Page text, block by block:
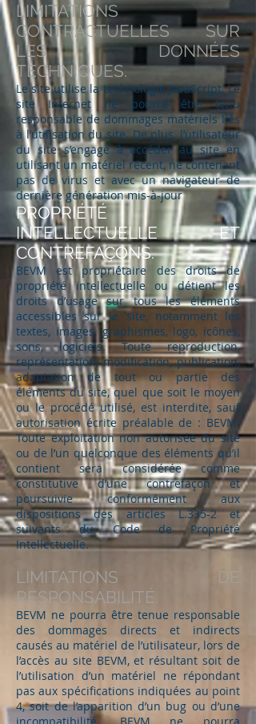
LIMITATIONS
CONTRACTUELLES SUR
LES DONNÉES
TECHNIQUES.
Le site utilise la technologie JavaScript. Le
site Internet ne pourra être tenu
responsable de dommages matériels liés
à l’utilisation du site. De plus, l’utilisateur
du site s’engage à accéder au site en
utilisant un matériel récent, ne contenant
pas de virus et avec un navigateur de
dernière génération mis-à-jour
PROPRIÉTÉ
INTELLECTUELLE ET
CONTREFAÇONS.
BEVM est propriétaire des droits de
propriété intellectuelle ou détient les
droits d’usage sur tous les éléments
accessibles sur le site, notamment les
textes, images, graphismes, logo, icônes,
sons, logiciels. Toute reproduction,
représentation, modification, publication,
adaptation de tout ou partie des
éléments du site, quel que soit le moyen
ou le procédé utilisé, est interdite, sauf
autorisation écrite préalable de : BEVM.
Toute exploitation non autorisée du site
ou de l’un quelconque des éléments qu’il
contient sera considérée comme
constitutive d’une contrefaçon et
poursuivie conformément aux
dispositions des articles L.335-2 et
suivants du Code de Propriété
Intellectuelle.
LIMITATIONS DE
RESPONSABILITÉ.
BEVM ne pourra être tenue responsable
des dommages directs et indirects
causés au matériel de l’utilisateur, lors de
l’accès au site BEVM, et résultant soit de
l’utilisation d’un matériel ne répondant
pas aux spécifications indiquées au point
4, soit de l’apparition d’un bug ou d’une